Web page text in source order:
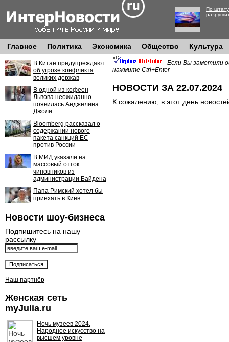
По
Главное Политика Экономика Общество Культура
В Китае предупреждают
об угрозе конфликта
великих держав
В одной из кофеен
Львова неожиданно
появилась Анджелина
Джоли
Bloomberg рассказал о
содержании нового
пакета санкций ЕС
против России
В МИД указали на
массовый отток
чиновников из
администрации Байдена
Папа Римский хотел бы
приехать в Киев
Новости шоу-бизнеса
Подпишитесь на нашу
рассылку
Наш партнёр
Женская сеть
myJulia.ru
Ночь музеев 2024.
Народное искусство на
высшем уровне
Если Вы заметили
нажмите Ctrl+Enter
НОВОСТИ ЗА 22.07.2024
К сожалению, в этот день